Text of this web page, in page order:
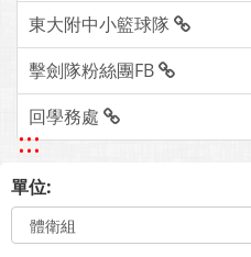
東大附中小籃球隊
擊劍隊粉絲團FB
回學務處
:::
單位: